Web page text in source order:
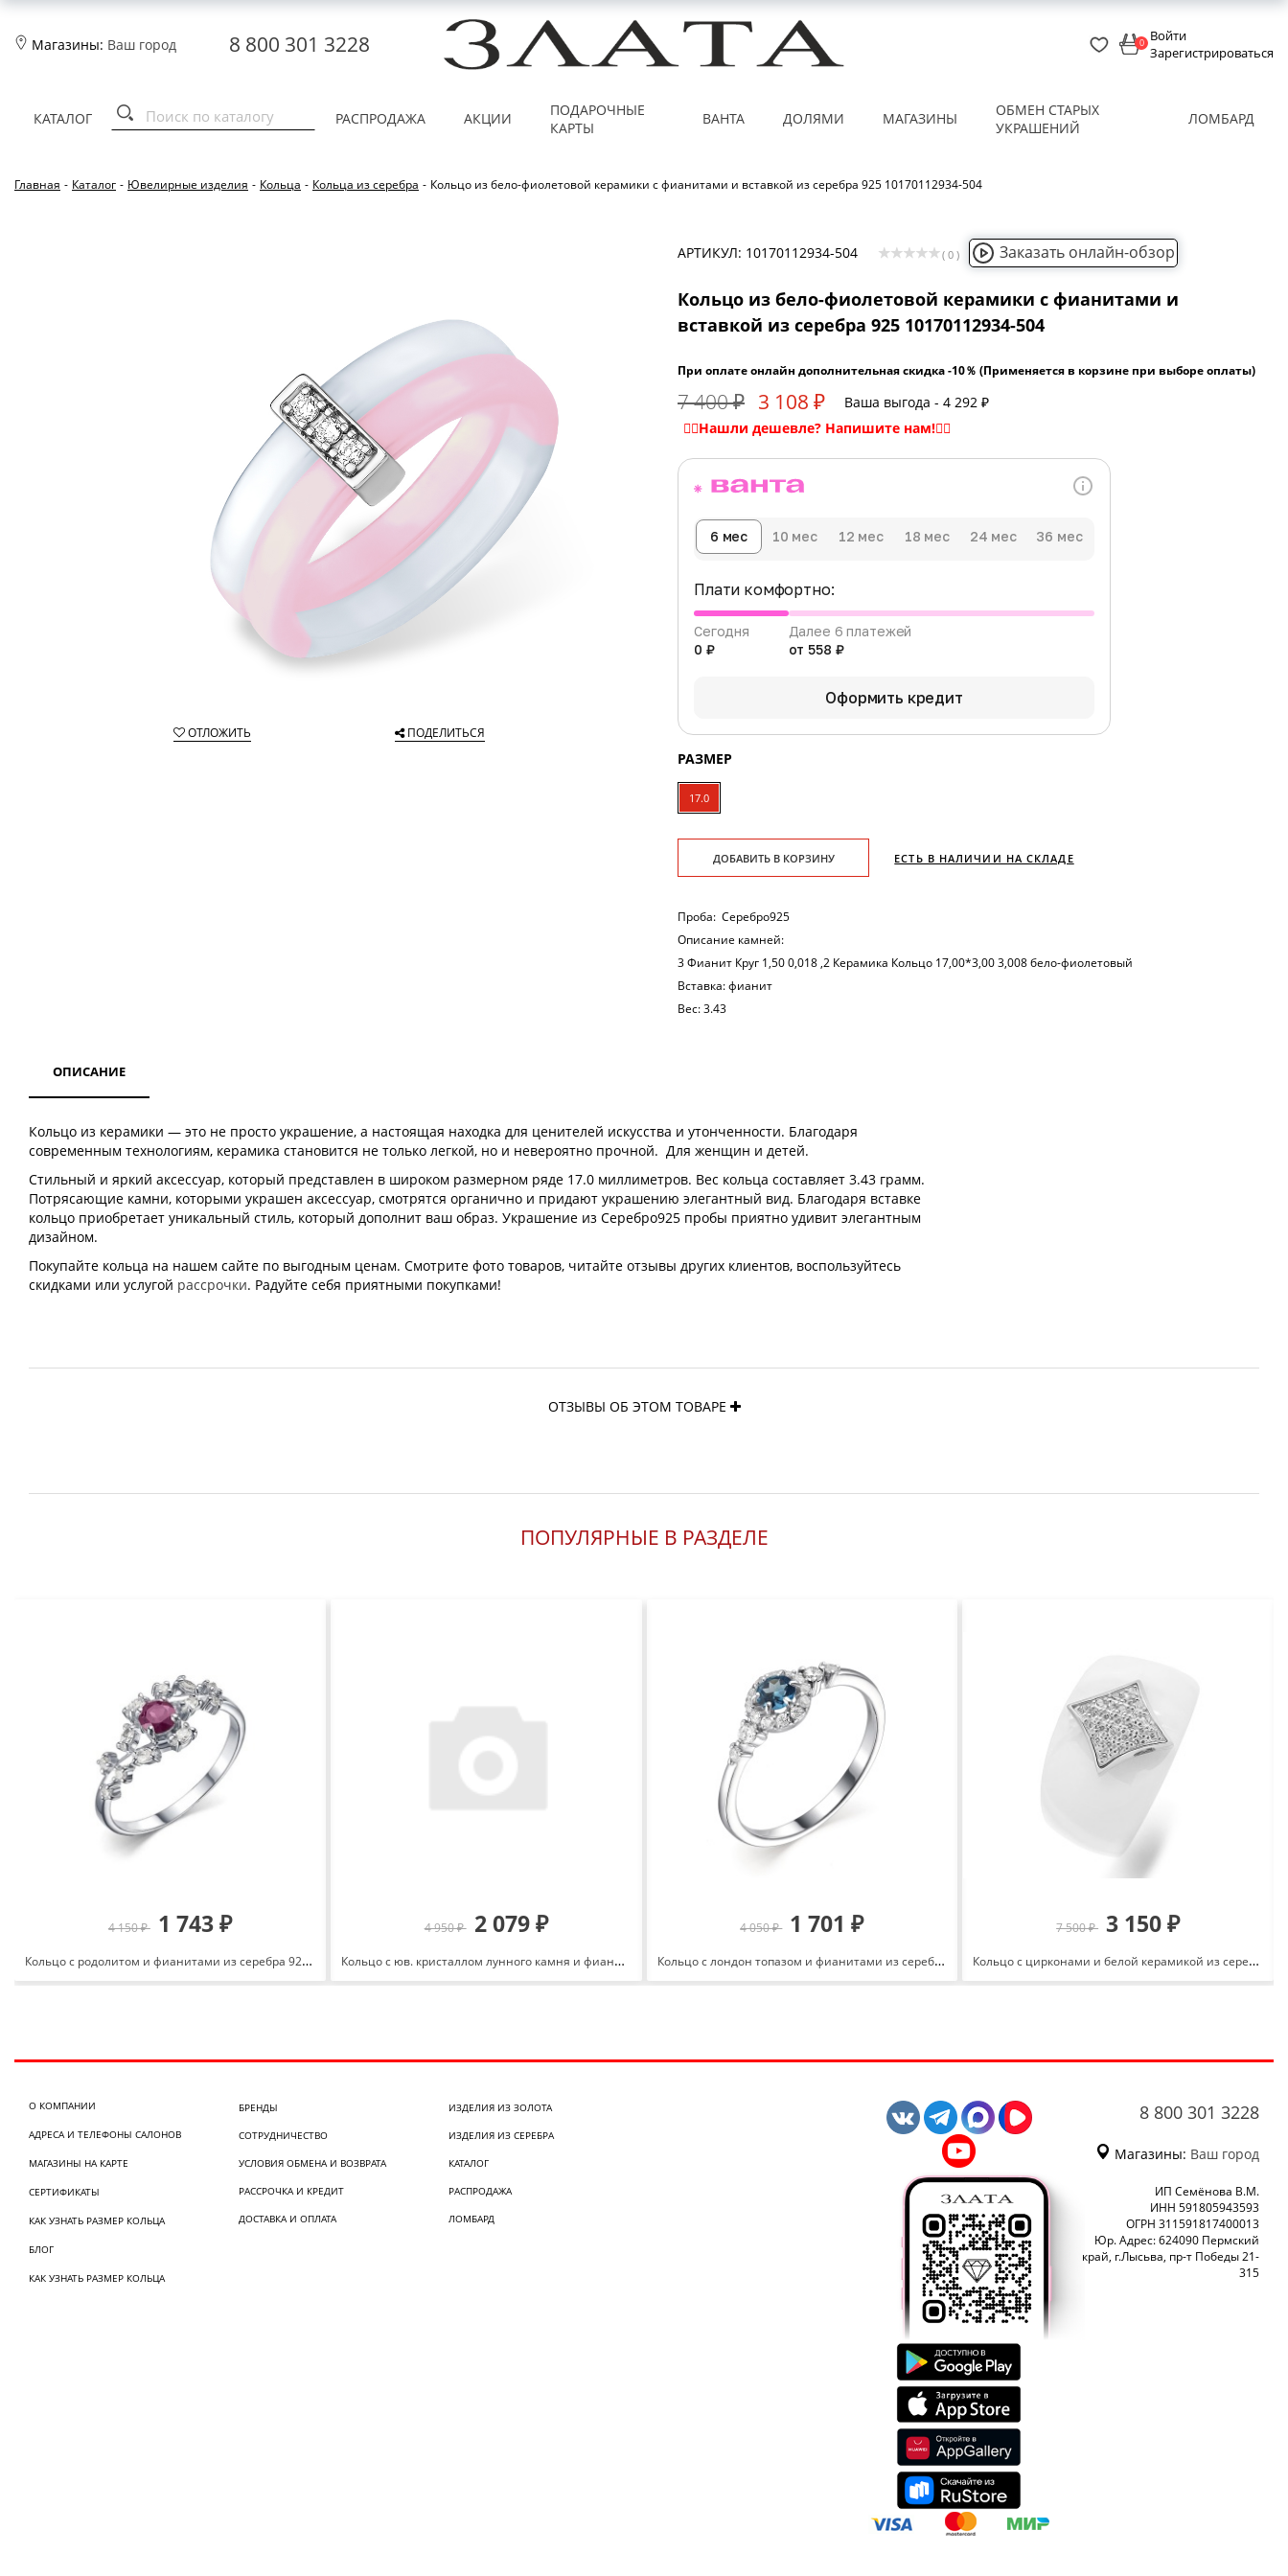
Магазины: Ваш город 8 800 301 3228 0 Войти
Зарегистрироваться
КАТАЛОГ РАСПРОДАЖА АКЦИИ
ПОДАРОЧНЫЕ
КАРТЫ
ВАНТА ДОЛЯМИ МАГАЗИНЫ
ОБМЕН СТАРЫХ
УКРАШЕНИЙ
ЛОМБАРД
Главная - Каталог - Ювелирные изделия - Кольца - Кольца из серебра - Кольцо из бело-фиолетовой керамики с фианитами и вставкой из серебра 925 10170112934-504
ОТЛОЖИТЬ ПОДЕЛИТЬСЯ
АРТИКУЛ: 10170112934-504 ( 0 ) Заказать онлайн-обзор
Кольцо из бело-фиолетовой керамики с фианитами и
вставкой из серебра 925 10170112934-504
При оплате онлайн дополнительная скидка -10％ (Применяется в корзине при выборе оплаты)
7 400 ₽ 3 108 ₽ Ваша выгода - 4 292 ₽
6 мес 10 мес 12 мес 18 мес 24 мес 36 мес
Плати комфортно:
Сегодня
0 ₽
Далее 6 платежей
от 558 ₽
Оформить кредит
РАЗМЕР
17.0
ДОБАВИТЬ В КОРЗИНУ ЕСТЬ В НАЛИЧИИ НА СКЛАДЕ
Проба: Серебро925
Описание камней:
3 Фианит Круг 1,50 0,018 ,2 Керамика Кольцо 17,00*3,00 3,008 бело-фиолетовый
Вставка:фианит
Вес:3.43
ОПИСАНИЕ
Кольцо из керамики — это не просто украшение, а настоящая находка для ценителей искусства и утонченности. Благодаря
современным технологиям, керамика становится не только легкой, но и невероятно прочной. Для женщин и детей.
Стильный и яркий аксессуар, который представлен в широком размерном ряде 17.0 миллиметров. Вес кольца составляет 3.43 грамм.
Потрясающие камни, которыми украшен аксессуар, смотрятся органично и придают украшению элегантный вид. Благодаря вставке
кольцо приобретает уникальный стиль, который дополнит ваш образ. Украшение из Серебро925 пробы приятно удивит элегантным
дизайном.
Покупайте кольца на нашем сайте по выгодным ценам. Смотрите фото товаров, читайте отзывы других клиентов, воспользуйтесь
скидками или услугой рассрочки. Радуйте себя приятными покупками!
ОТЗЫВЫ ОБ ЭТОМ ТОВАРЕ
ПОПУЛЯРНЫЕ В РАЗДЕЛЕ
4 150 ₽ 1 743 ₽
Кольцо с родолитом и фианитами из серебра 925 с родированием К-3832рс41000
4 950 ₽ 2 079 ₽
Кольцо с юв. кристаллом лунного камня и фианитами из серебра 925 с родированием 151-1752-60
4 050 ₽ 1 701 ₽
Кольцо с лондон топазом и фианитами из серебра 925 с родированием 01-1778/00ТЛ-00
7 500 ₽ 3 150 ₽
Кольцо с цирконами и белой керамикой из серебра 925 с родированием 636477
О КОМПАНИИ
АДРЕСА И ТЕЛЕФОНЫ САЛОНОВ
МАГАЗИНЫ НА КАРТЕ
СЕРТИФИКАТЫ
КАК УЗНАТЬ РАЗМЕР КОЛЬЦА
БЛОГ
КАК УЗНАТЬ РАЗМЕР КОЛЬЦА
БРЕНДЫ
СОТРУДНИЧЕСТВО
УСЛОВИЯ ОБМЕНА И ВОЗВРАТА
РАССРОЧКА И КРЕДИТ
ДОСТАВКА И ОПЛАТА
ИЗДЕЛИЯ ИЗ ЗОЛОТА
ИЗДЕЛИЯ ИЗ СЕРЕБРА
КАТАЛОГ
РАСПРОДАЖА
ЛОМБАРД
8 800 301 3228
Магазины: Ваш город
ИП Семёнова В.М.
ИНН 591805943593
ОГРН 311591817400013
Юр. Адрес: 624090 Пермский
край, г.Лысьва, пр-т Победы 21-
315